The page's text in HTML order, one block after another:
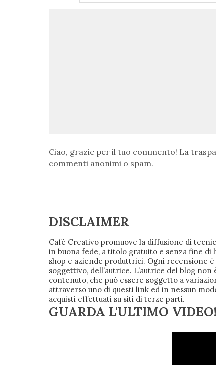
Ciao, grazie per il tuo commento! La
commenti anonimi o spam.
DISCLAIMER
Café Creativo promuove la diffusione di
in buona fede, a titolo gratuito e senza fine di
shop e aziende produttrici. Ogni recensione è
soggettivo, dell’autrice. L’autrice del blog
contenuto, che può essere soggetto a
attraverso uno di questi link ed in nessun
acquisti effettuati su siti di terze parti.
GUARDA L'ULTIMO VIDEO!